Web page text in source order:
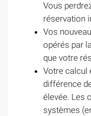
Vous
réservation
Vos
opérés par
que votre
Votre calcul
différence
élevée. Les
systèmes